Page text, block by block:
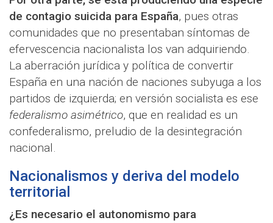
de contagio suicida para España, pues otras
comunidades que no presentaban síntomas de
efervescencia nacionalista los van adquiriendo.
La aberración jurídica y política de convertir
España en una nación de naciones subyuga a los
partidos de izquierda; en versión socialista es ese
federalismo asimétrico, que en realidad es un
confederalismo, preludio de la desintegración
nacional.
Nacionalismos y deriva del modelo
territorial
¿Es necesario el autonomismo para